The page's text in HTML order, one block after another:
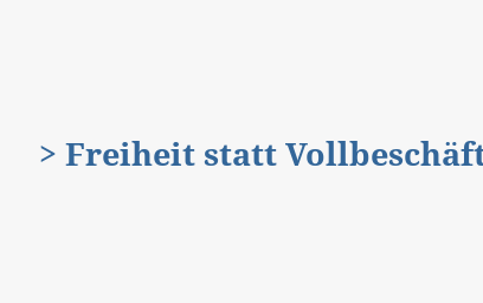
> Freiheit statt